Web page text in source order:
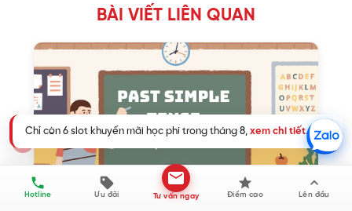
BÀI VIẾT LIÊN QUAN
❯
Hotline Ưu đãi Tư vấn ngay Điểm cao Lên đầu
Chỉ còn 6 slot khuyến mãi học phí trong tháng 8, xem chi tiết.